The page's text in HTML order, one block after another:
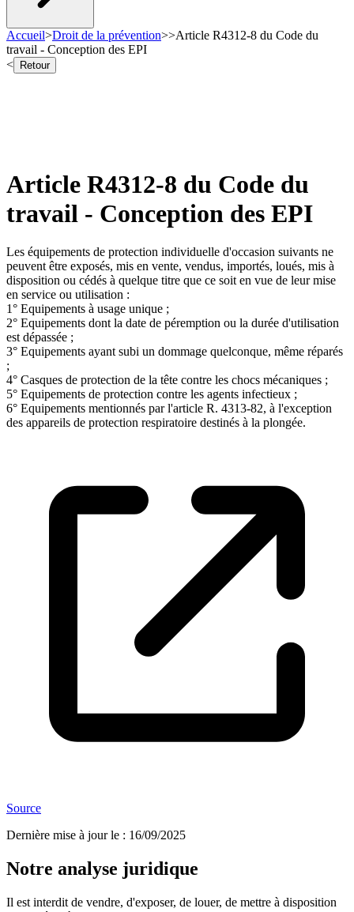
Accueil>Droit de la prévention>>Article R4312-8 du Code du
travail - Conception des EPI
<
Retour
Article R4312-8 du Code du
travail - Conception des EPI
Les équipements de protection individuelle d'occasion suivants ne
peuvent être exposés, mis en vente, vendus, importés, loués, mis à
disposition ou cédés à quelque titre que ce soit en vue de leur mise
en service ou utilisation :
1° Equipements à usage unique ;
2° Equipements dont la date de péremption ou la durée d'utilisation
est dépassée ;
3° Equipements ayant subi un dommage quelconque, même réparés
;
4° Casques de protection de la tête contre les chocs mécaniques ;
5° Equipements de protection contre les agents infectieux ;
6° Equipements mentionnés par l'article R. 4313-82, à l'exception
des appareils de protection respiratoire destinés à la plongée.
Source
Dernière mise à jour le : 16/09/2025
Notre analyse juridique
Il est interdit de vendre, d'exposer, de louer, de mettre à disposition